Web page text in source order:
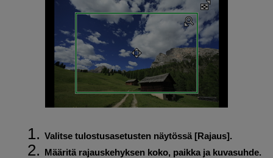
Valitse tulostusasetusten näytössä [Rajaus].
Määritä rajauskehyksen koko, paikka ja kuvasuhde.